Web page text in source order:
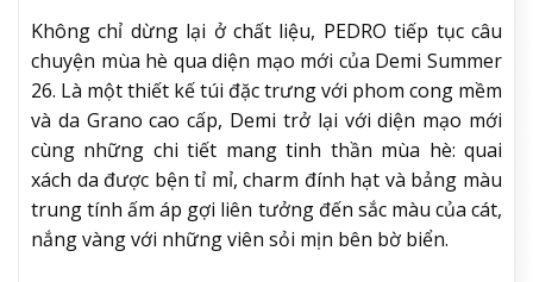
Không chỉ dừng lại ở chất liệu, PEDRO tiếp tục câu
chuyện mùa hè qua diện mạo mới của Demi Summer
26. Là một thiết kế túi đặc trưng với phom cong mềm
và da Grano cao cấp, Demi trở lại với diện mạo mới
cùng những chi tiết mang tinh thần mùa hè: quai
xách da được bện tỉ mỉ, charm đính hạt và bảng màu
trung tính ấm áp gợi liên tưởng đến sắc màu của cát,
nắng vàng với những viên sỏi mịn bên bờ biển.